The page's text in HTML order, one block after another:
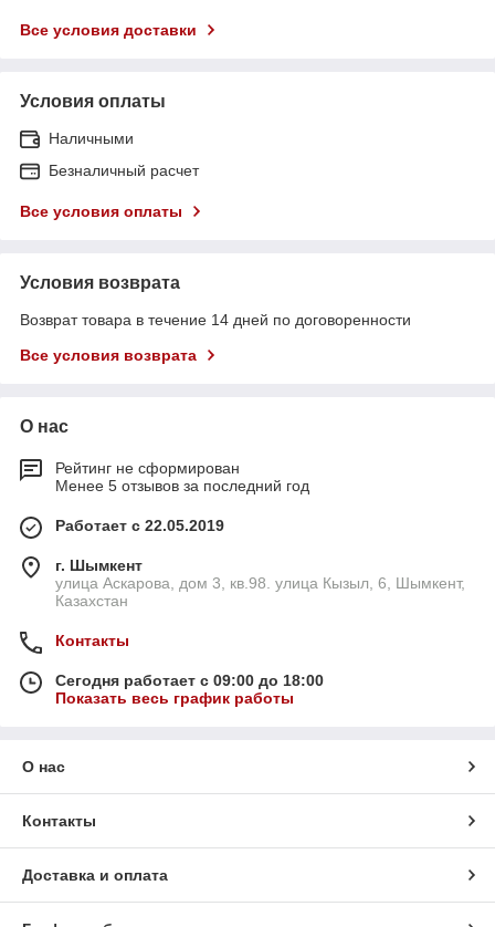
Все условия доставки
Условия оплаты
Наличными
Безналичный расчет
Все условия оплаты
Условия возврата
Возврат товара в течение 14 дней по договоренности
Все условия возврата
О нас
Рейтинг не сформирован
Менее 5 отзывов за последний год
Работает с 22.05.2019
г. Шымкент
улица Аскарова, дом 3, кв.98. улица Кызыл, 6, Шымкент,
Казахстан
Контакты
Сегодня работает с 09:00 до 18:00
Показать весь график работы
О нас
Контакты
Доставка и оплата